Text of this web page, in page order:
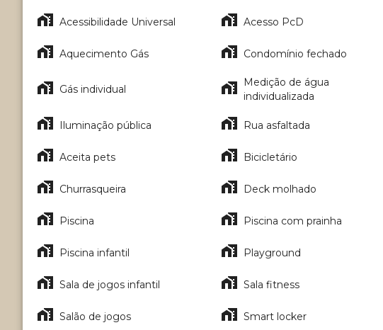
Acessibilidade Universal Acesso PcD
Aquecimento Gás Condomínio fechado
Gás individual
Medição de água
individualizada
Iluminação pública Rua asfaltada
Aceita pets Bicicletário
Churrasqueira Deck molhado
Piscina Piscina com prainha
Piscina infantil Playground
Sala de jogos infantil Sala fitness
Salão de jogos Smart locker